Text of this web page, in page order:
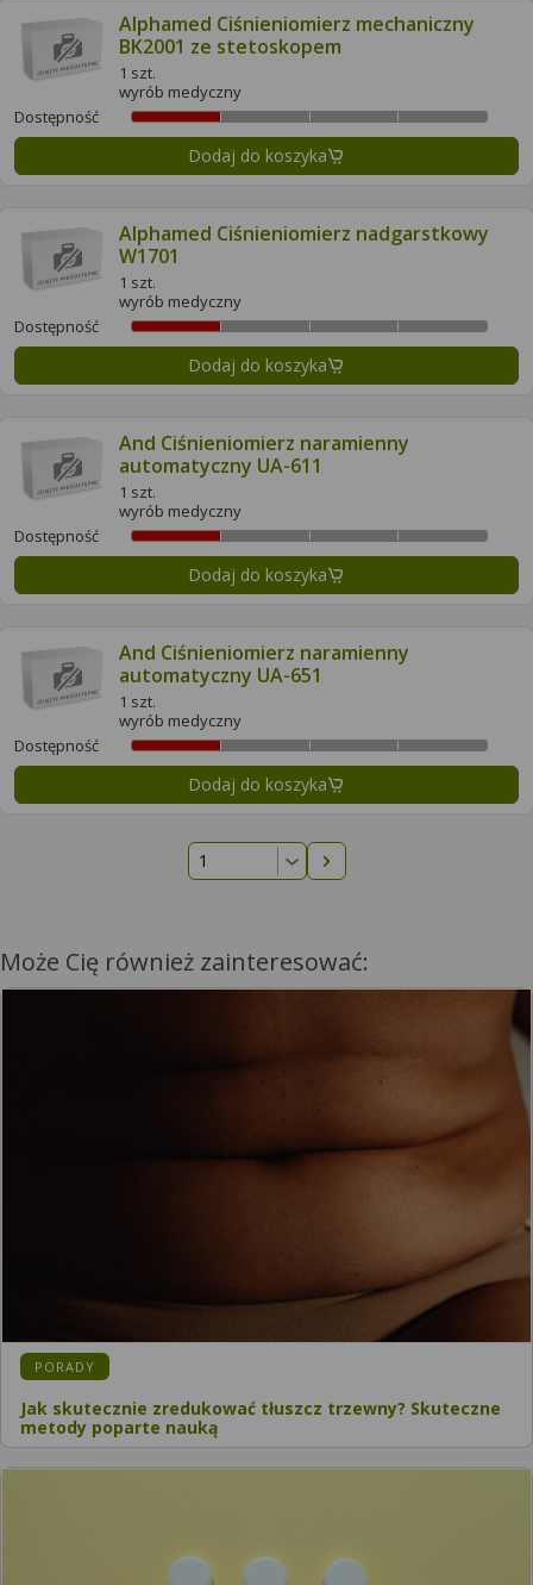
Alphamed Ciśnieniomierz mechaniczny
BK2001 ze stetoskopem
1 szt.
wyrób medyczny
Dostępność
Dodaj do koszyka
Alphamed Ciśnieniomierz nadgarstkowy
W1701
1 szt.
wyrób medyczny
Dostępność
Dodaj do koszyka
And Ciśnieniomierz naramienny
automatyczny UA-611
1 szt.
wyrób medyczny
Dostępność
Dodaj do koszyka
And Ciśnieniomierz naramienny
automatyczny UA-651
1 szt.
wyrób medyczny
Dostępność
Dodaj do koszyka
Następna strona
Może Cię również zainteresować:
PORADY
Jak skutecznie zredukować tłuszcz trzewny? Skuteczne
metody poparte nauką